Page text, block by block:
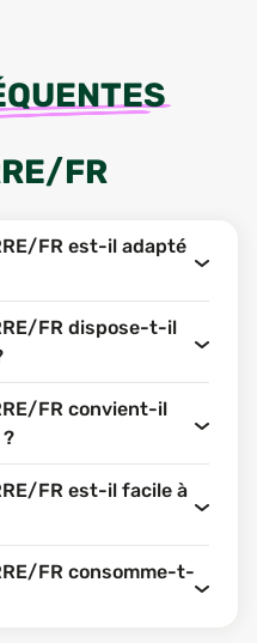
FR
FR est-il adapté
FR dispose-t-il
FR convient-il
FR est-il facile à
FR consomme-t-